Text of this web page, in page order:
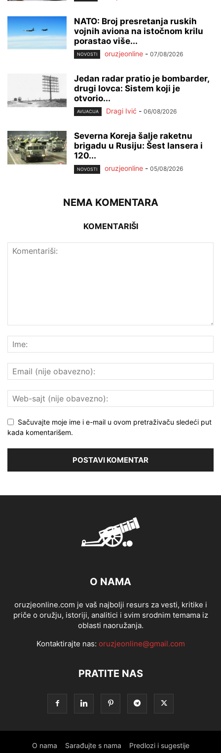
NATO: Broj presretanja ruskih
vojnih aviona na istočnom krilu
porastao više...
NOVOSTI oruzjeonline - 07/08/2026
Jedan radar pratio je bombarder,
drugi lovca: Sistem koji je
otvorio...
AVIJACIJA Dragi Ivić - 06/08/2026
Severna Koreja šalje raketnu
brigadu u Rusiju: Šest lansera i
120...
NOVOSTI oruzjeonline - 05/08/2026
NEMA KOMENTARA
KOMENTARIŠI
Sačuvajte moje ime i e-mail u ovom pretraživaču sledeći put
kada komentarišem.
O NAMA
oruzjeonline.com je vaš najbolji resurs za vesti, kritike i
priče o oružju, istoriji, analitici i svim srodnim temama iz
oblasti naoružanja.
Kontaktirajte nas: oruzjeonline@gmail.com
PRATITE NAS
O nama Sarađujte s nama Predlozi i sugestije